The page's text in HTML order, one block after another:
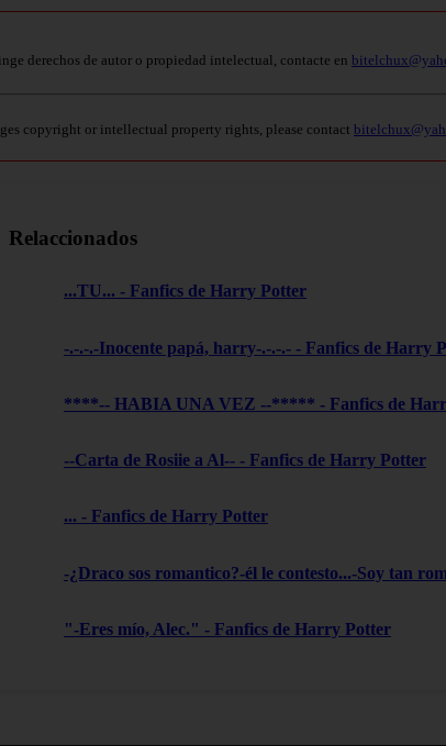
derechos de autor o propiedad intelectual, contacte en
copyright or intellectual property rights, please contact
Relaccionados
...TU... - Fanfics de Harry Potter
-.-.-.-Inocente papá, harry-.-.-.- - Fanfics de Harry
****-- HABIA UNA VEZ --***** - Fanfics de
--Carta de Rosiie a Al-- - Fanfics de Harry Potter
... - Fanfics de Harry Potter
-¿Draco sos romantico?-él le contesto...-Soy tan
"-Eres mío, Alec." - Fanfics de Harry Potter